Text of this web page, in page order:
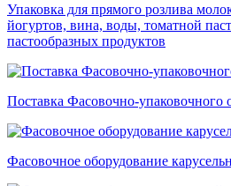
Упаковка для прямого розлива
йогуртов, вина, воды, томатной
пастообразных продуктов
Поставка Фасовочно-упаковочного
Фасовочное оборудование